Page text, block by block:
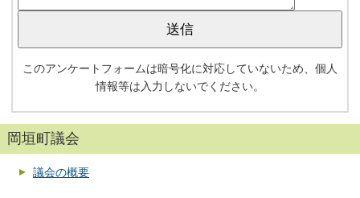
このアンケートフォームは暗号化に対応していないため、個人
情報等は入力しないでください。
岡垣町議会
議会の概要